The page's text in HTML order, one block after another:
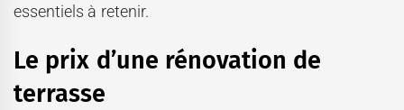
essentiels à retenir.
Le prix d’une rénovation de
terrasse